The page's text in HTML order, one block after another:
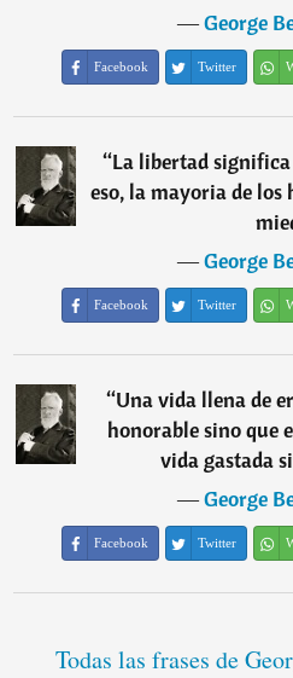
―George
Facebook Twitter
“La libertad
eso, la mayoria de
―George
Facebook Twitter
“Una vida llena de
honorable sino que
vida gastada
―George
Facebook Twitter
Todas las frases de